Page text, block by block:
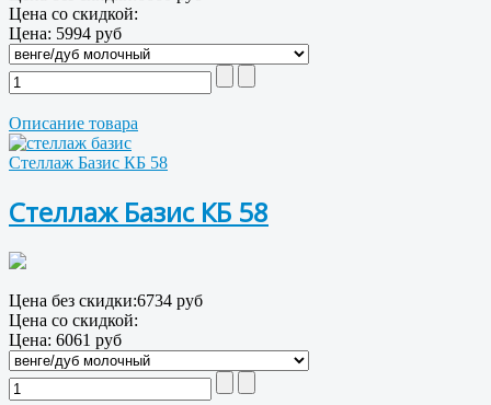
Цена со скидкой:
Цена: 5994 руб
Описание товара
Стеллаж Базис КБ 58
Стеллаж Базис КБ 58
Цена без скидки:6734 руб
Цена со скидкой:
Цена: 6061 руб